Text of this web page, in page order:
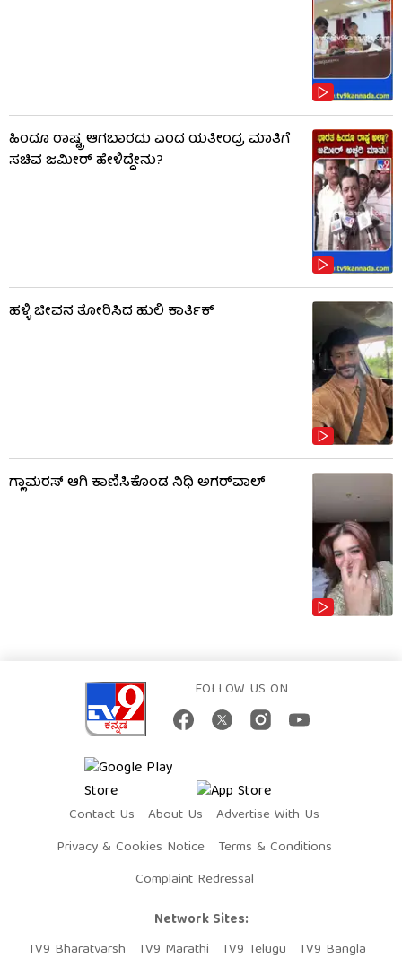
ಹಿಂದೂ ರಾಷ್ಟ್ರ ಆಗಬಾರದು ಎಂದ ಯತೀಂದ್ರ ಮಾತಿಗೆ
ಸಚಿವ ಜಮೀರ್ ಹೇಳಿದ್ದೇನು?
ಹಳ್ಳಿ ಜೀವನ ತೋರಿಸಿದ ಹುಲಿ ಕಾರ್ತಿಕ್
ಗ್ಲಾಮರಸ್ ಆಗಿ ಕಾಣಿಸಿಕೊಂಡ ನಿಧಿ ಅಗರ್​​ವಾಲ್
FOLLOW US ON
Contact Us About Us
Advertise With Us
Privacy & Cookies Notice
Terms & Conditions
Complaint Redressal
Network Sites:
TV9 Bharatvarsh
TV9 Marathi TV9 Telugu
TV9 Bangla